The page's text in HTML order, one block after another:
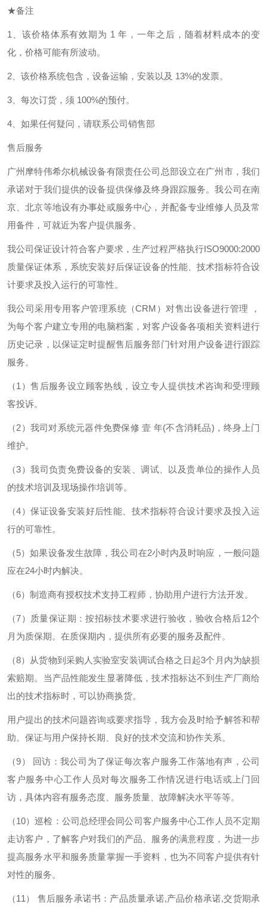
★备注
1、该价格体系有效期为 1 年，一年之后，随着材料成本的变
化，价格可能有所波动。
2、该价格系统包含，设备运输，安装以及 13%的发票。
3、每次订货，须 100%的预付。
4、如果任何疑问，请联系公司销售部
售后服务
广州摩特伟希尔机械设备有限责任公司总部设立在广州市，我们
承诺对于我们提供的设备提供保修及终身跟踪服务。我公司在南
京、北京等地设有办事处或服务中心，并配备专业维修人员及常
用备件，可就近为客户提供服务。
我公司保证设计符合客户要求，生产过程严格执行ISO9000:2000
质量保证体系，系统安装好后保证设备的性能、技术指标符合设
计要求及投入运行的可靠性。
我公司采用专用客户管理系统（CRM）对售出设备进行管理 ，
为每个客户建立专用的电脑档案，对客户设备各项相关资料进行
历史记录，以保证定时提醒售后服务部门针对用户设备进行跟踪
服务。
（1）售后服务设立顾客热线，设立专人提供技术咨询和受理顾
客投诉。
（2）我司对系统元器件免费保修 壹 年(不含消耗品)，终身上门
维护。
（3）我司负责免费设备的安装、调试、以及贵单位的操作人员
的技术培训及现场操作培训等。
（4）保证设备安装好后性能、技术指标符合设计要求及投入运
行的可靠性。
（5）如果设备发生故障，我公司在2小时内及时响应，一般问题
应在24小时内解决。
（6）制造商有授权技术支持工程师，协助用户进行方法开发。
（7）质量保证期：按招标技术要求进行验收，验收合格后12个
月为质保期。在质保期内，提供所有必要的服务及配件。
（8）从货物到采购人实验室安装调试合格之日起3个月内为缺损
索赔期。当产品性能发生显著降低，技术指标达不到生产厂商给
出的技术指标时，可以协商换货。
用户提出的技术问题咨询或要求指导，我方会及时给予解答和帮
助。保证与用户保持长期、良好的技术交流和协作关系。
（9） 回访：我公司为了保证每次客户服务工作落地有声，公司
客户服务中心工作人员对每次服务工作情况进行电话或上门回
访，具体内容有服务态度、服务质量、故障解决水平等等。
（10）巡检：公司总经理会同公司客户服务中心工作人员不定期
走访客户，了解客户对我们的产品、服务的满意程度，为进一步
提高服务水平和服务质量掌握一手资料，也为不同客户提供有针
对性的服务。
（11） 售后服务承诺书：产品质量承诺,产品价格承诺,交货期承